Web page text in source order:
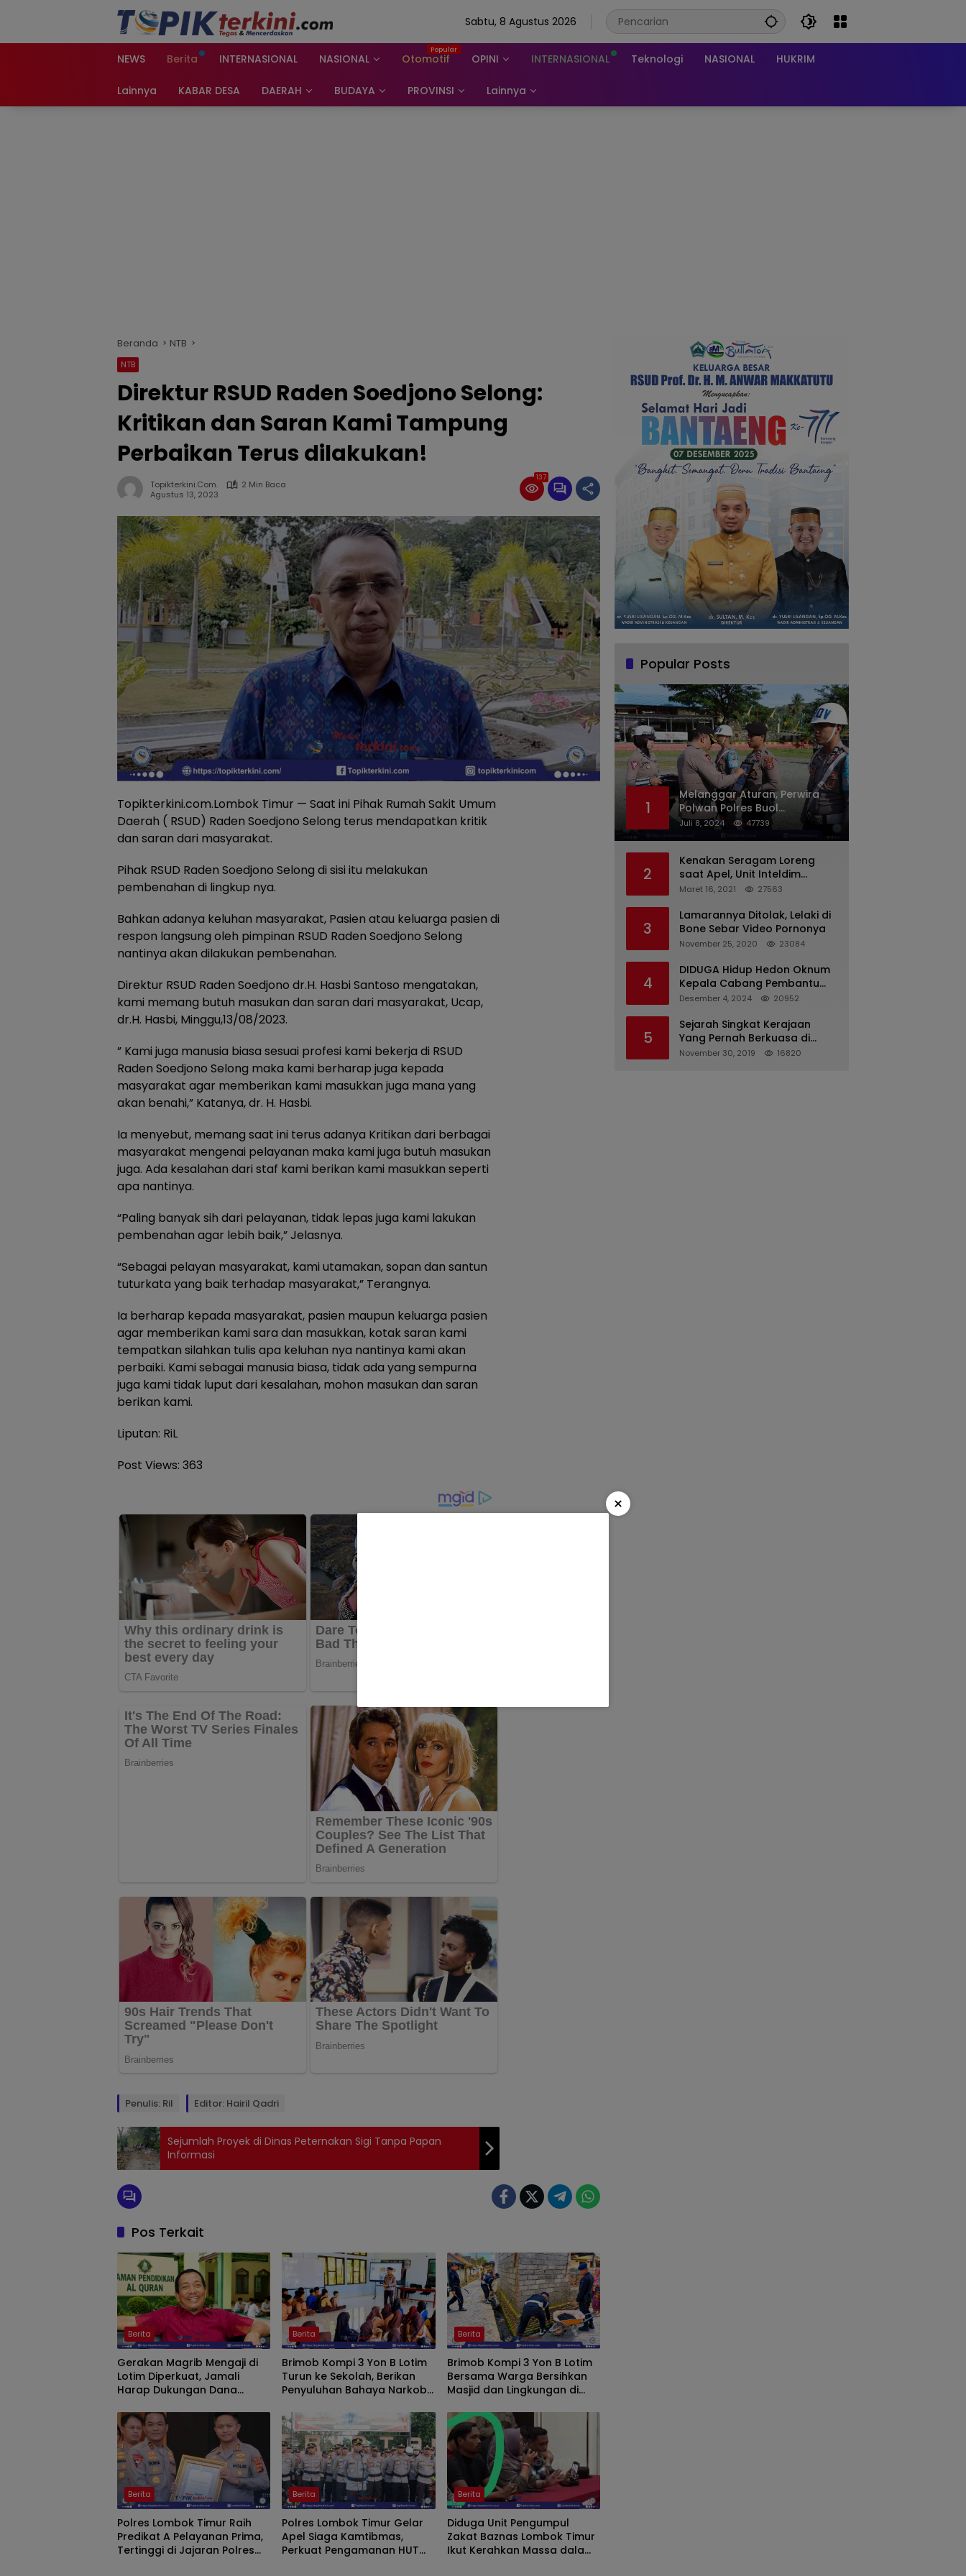
Sabtu, 8 Agustus 2026
NEWS Berita INTERNASIONAL NASIONAL Otomotif OPINI INTERNASIONAL Teknologi NASIONAL HUKRIM
Lainnya KABAR DESA DAERAH BUDAYA PROVINSI Lainnya
Beranda NTB
NTB
Direktur RSUD Raden Soedjono Selong:
Kritikan dan Saran Kami Tampung
Perbaikan Terus dilakukan!
Topikterkini.com.
2 Min Baca
Agustus 13, 2023
137
Topikterkini.com.Lombok Timur — Saat ini Pihak Rumah Sakit Umum
Daerah ( RSUD) Raden Soedjono Selong terus mendapatkan kritik
dan saran dari masyarakat.
Pihak RSUD Raden Soedjono Selong di sisi itu melakukan
pembenahan di lingkup nya.
Bahkan adanya keluhan masyarakat, Pasien atau keluarga pasien di
respon langsung oleh pimpinan RSUD Raden Soedjono Selong
nantinya akan dilakukan pembenahan.
Direktur RSUD Raden Soedjono dr.H. Hasbi Santoso mengatakan,
kami memang butuh masukan dan saran dari masyarakat, Ucap,
dr.H. Hasbi, Minggu,13/08/2023.
” Kami juga manusia biasa sesuai profesi kami bekerja di RSUD
Raden Soedjono Selong maka kami berharap juga kepada
masyarakat agar memberikan kami masukkan juga mana yang
akan benahi,” Katanya, dr. H. Hasbi.
Ia menyebut, memang saat ini terus adanya Kritikan dari berbagai
masyarakat mengenai pelayanan maka kami juga butuh masukan
juga. Ada kesalahan dari staf kami berikan kami masukkan seperti
apa nantinya.
“Paling banyak sih dari pelayanan, tidak lepas juga kami lakukan
pembenahan agar lebih baik,” Jelasnya.
“Sebagai pelayan masyarakat, kami utamakan, sopan dan santun
tuturkata yang baik terhadap masyarakat,” Terangnya.
Ia berharap kepada masyarakat, pasien maupun keluarga pasien
agar memberikan kami sara dan masukkan, kotak saran kami
tempatkan silahkan tulis apa keluhan nya nantinya kami akan
perbaiki. Kami sebagai manusia biasa, tidak ada yang sempurna
juga kami tidak luput dari kesalahan, mohon masukan dan saran
berikan kami.
Liputan: RiL
Post Views: 363
Penulis: Ril Editor: Hairil Qadri
Sejumlah Proyek di Dinas Peternakan Sigi Tanpa Papan
Informasi
Pos Terkait
Berita
Gerakan Magrib Mengaji di
Lotim Diperkuat, Jamali
Harap Dukungan Dana
Berita
Brimob Kompi 3 Yon B Lotim
Turun ke Sekolah, Berikan
Penyuluhan Bahaya Narkoba
Benteng
Berita
Brimob Kompi 3 Yon B Lotim
Bersama Warga Bersihkan
Masjid dan Lingkungan di
Berita
Polres Lombok Timur Raih
Predikat A Pelayanan Prima,
Tertinggi di Jajaran Polres
Berita
Polres Lombok Timur Gelar
Apel Siaga Kamtibmas,
Perkuat Pengamanan HUT
Berita
Diduga Unit Pengumpul
Zakat Baznas Lombok Timur
Ikut Kerahkan Massa dalam
Popular Posts
1
Melanggar Aturan, Perwira
Polwan Polres Buol
Diberhentikan Tidak Dengan
Juli 8, 2024 47739
2
Kenakan Seragam Loreng
saat Apel, Unit Inteldim
1426/Takalar Datangi
Maret 16, 2021 27563
3
Lamarannya Ditolak, Lelaki di
Bone Sebar Video Pornonya
November 25, 2020 23084
4
DIDUGA Hidup Hedon Oknum
Kepala Cabang Pembantu
Bank syariah Indonesia Unit
Tipu Nasabah Prioritasnya
Hingga Milyaran Rupiah dan
Bilyet Giro Tidak Terdaftar,
Desember 4, 2024 20952
5
Sejarah Singkat Kerajaan
Yang Pernah Berkuasa di
Sinjai
November 30, 2019 16820
×